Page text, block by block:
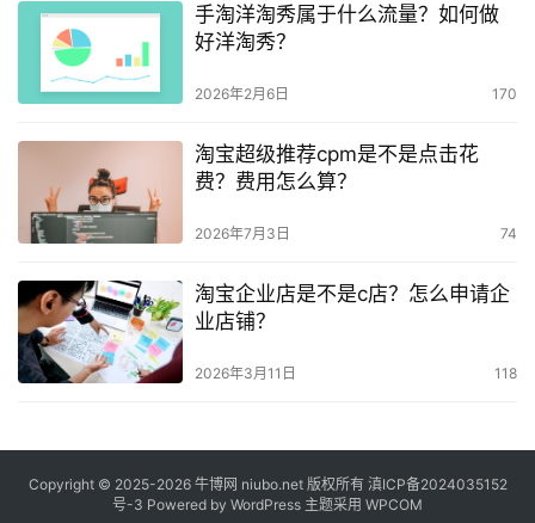
手淘洋淘秀属于什么流量？如何做
好洋淘秀？
2026年2月6日 170
淘宝超级推荐cpm是不是点击花
费？费用怎么算？
2026年7月3日 74
淘宝企业店是不是c店？怎么申请企
业店铺？
2026年3月11日 118
Copyright © 2025-2026 牛博网 niubo.net 版权所有 滇ICP备2024035152
号-3 Powered by WordPress 主题采用 WPCOM